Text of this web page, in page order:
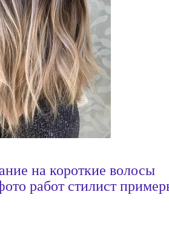
на короткие волосы
работ стилист